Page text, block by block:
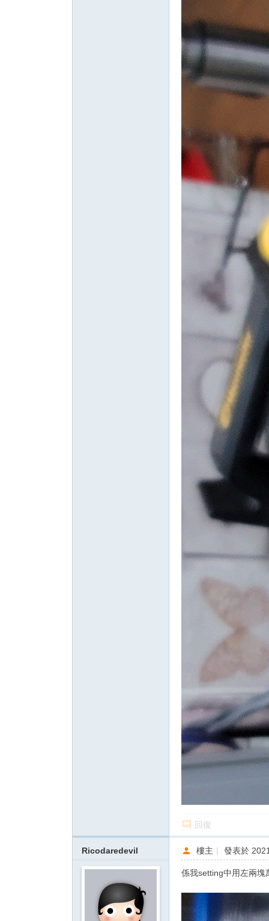
回復
Ricodaredevil 樓主 | 發表於
係我setting中用左兩塊